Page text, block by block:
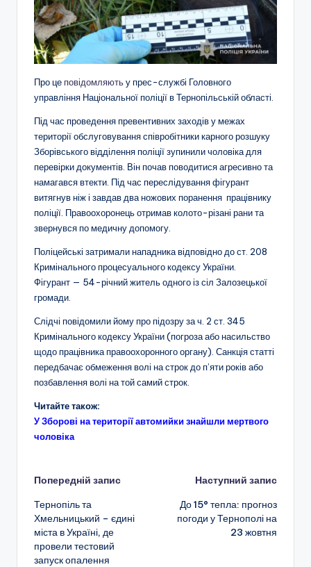
Про це повідомляютьу прес-службі Головного
управління Національної поліції в Тернопільській області.
Під час проведення превентивних заходів у межах
території обслуговування співробітники карного розшуку
Зборівського відділення поліції зупинили чоловіка для
перевірки документів. Він почав поводитися агресивно та
намагався втекти. Під час переслідування фігурант
витягнув ніж і завдав два ножових поранення працівнику
поліції. Правоохоронець отримав колото-різані рани та
звернувся по медичну допомогу.
Поліцейські затримали нападника відповідно до ст. 208
Кримінального процесуального кодексу України.
Фігурант — 54-річний житель одного із сіл Залозецької
громади.
Слідчі повідомили йому про підозру за ч. 2 ст. 345
Кримінального кодексу України (погроза або насильство
щодо працівника правоохоронного органу). Санкція статті
передбачає обмеження волі на строк до п’яти років або
позбавлення волі на той самий строк.
Читайте також:
У Зборові на території автомийки знайшли мертвого
чоловіка
Навігація
по
запису
Попередній запис
Тернопіль та
Хмельницький – єдині
міста в Україні, де
провели тестовий
запуск опалення
Наступний запис
До 15° тепла: прогноз
погоди у Тернополі на
23 жовтня